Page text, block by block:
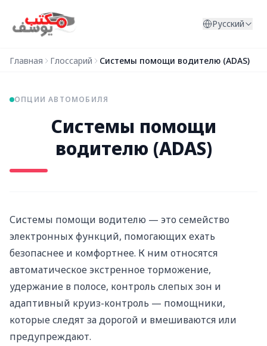
Русский
Главная Глоссарий Системы помощи водителю (ADAS)
ОПЦИИ АВТОМОБИЛЯ
Системы помощи
водителю (ADAS)
Системы помощи водителю — это семейство
электронных функций, помогающих ехать
безопаснее и комфортнее. К ним относятся
автоматическое экстренное торможение,
удержание в полосе, контроль слепых зон и
адаптивный круиз-контроль — помощники,
которые следят за дорогой и вмешиваются или
предупреждают.